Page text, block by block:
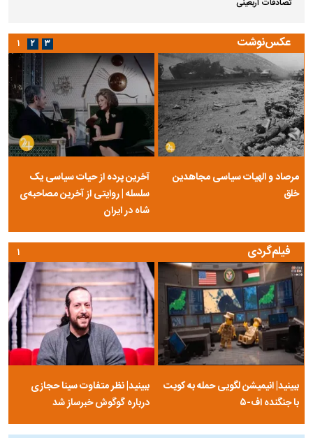
تصادفات اربعینی
عکس‌نوشت
مرصاد و الهیات سیاسی مجاهدین
خلق
آخرین پرده از حیات سیاسی یک
سلسله | روایتی از آخرین مصاحبه‌ی
شاه در ایران
۱ ۲ ۳
فیلم‌گردی
ببینید| انیمیشن لگویی حمله به کویت
با جنگنده اف-۵
ببینید| نظر متفاوت سینا حجازی
درباره گوگوش خبرساز شد
۱